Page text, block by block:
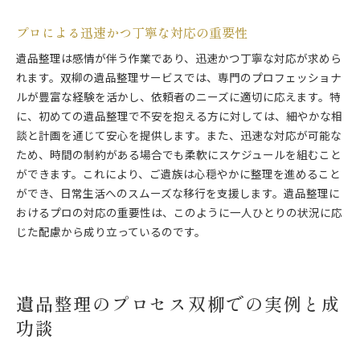
プロによる迅速かつ丁寧な対応の重要性
遺品整理は感情が伴う作業であり、迅速かつ丁寧な対応が求めら
れます。双柳の遺品整理サービスでは、専門のプロフェッショナ
ルが豊富な経験を活かし、依頼者のニーズに適切に応えます。特
に、初めての遺品整理で不安を抱える方に対しては、細やかな相
談と計画を通じて安心を提供します。また、迅速な対応が可能な
ため、時間の制約がある場合でも柔軟にスケジュールを組むこと
ができます。これにより、ご遺族は心穏やかに整理を進めること
ができ、日常生活へのスムーズな移行を支援します。遺品整理に
おけるプロの対応の重要性は、このように一人ひとりの状況に応
じた配慮から成り立っているのです。
遺品整理のプロセス双柳での実例と成
功談